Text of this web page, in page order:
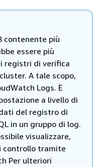
contenente più
essere più
registri di verifica
A tale scopo,
Logs. È
a livello di
del registro di
in un gruppo di log.
visualizzare,
controllo tramite
Per ulteriori